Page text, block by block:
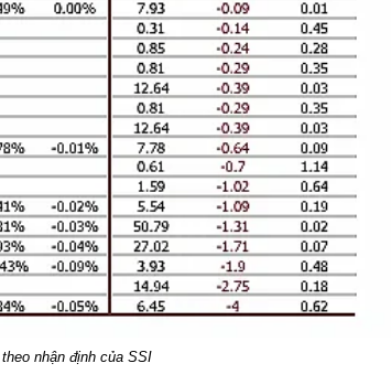
nhận định của SSI